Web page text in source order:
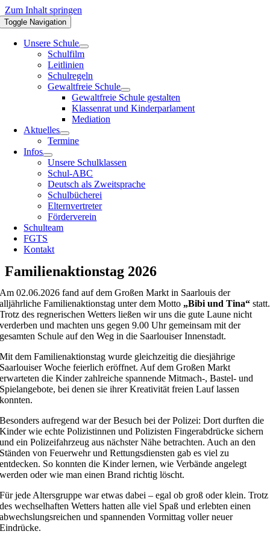
Zum Inhalt springen
Toggle Navigation
Unsere Schule
Schulfilm
Leitlinien
Schulregeln
Gewaltfreie Schule
Gewaltfreie Schule gestalten
Klassenrat und Kinderparlament
Mediation
Aktuelles
Termine
Infos
Unsere Schulklassen
Schul-ABC
Deutsch als Zweitsprache
Schulbücherei
Elternvertreter
Förderverein
Schulteam
FGTS
Kontakt
Familienaktionstag 2026
Am 02.06.2026 fand auf dem Großen Markt in Saarlouis der
alljährliche Familienaktionstag unter dem Motto „Bibi und Tina“ statt.
Trotz des regnerischen Wetters ließen wir uns die gute Laune nicht
verderben und machten uns gegen 9.00 Uhr gemeinsam mit der
gesamten Schule auf den Weg in die Saarlouiser Innenstadt.
Mit dem Familienaktionstag wurde gleichzeitig die diesjährige
Saarlouiser Woche feierlich eröffnet. Auf dem Großen Markt
erwarteten die Kinder zahlreiche spannende Mitmach-, Bastel- und
Spielangebote, bei denen sie ihrer Kreativität freien Lauf lassen
konnten.
Besonders aufregend war der Besuch bei der Polizei: Dort durften die
Kinder wie echte Polizistinnen und Polizisten Fingerabdrücke sichern
und ein Polizeifahrzeug aus nächster Nähe betrachten. Auch an den
Ständen von Feuerwehr und Rettungsdiensten gab es viel zu
entdecken. So konnten die Kinder lernen, wie Verbände angelegt
werden oder wie man einen Brand richtig löscht.
Für jede Altersgruppe war etwas dabei – egal ob groß oder klein. Trotz
des wechselhaften Wetters hatten alle viel Spaß und erlebten einen
abwechslungsreichen und spannenden Vormittag voller neuer
Eindrücke.